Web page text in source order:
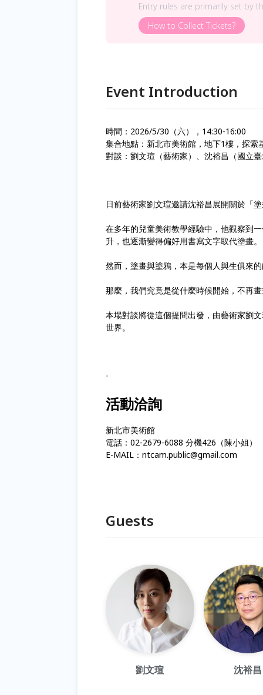
Entry rules are primarily set by
How to Collect Tickets?
Event Introduction
時間：2026/5/30（六），14:30-16:00
集合地點：新北市美術館，地下1樓，探索
對談：劉文瑄（藝術家）、沈裕昌（國立
日前藝術家劉文瑄邀請沈裕昌展開關於「
在多年的兒童美術教學經驗中，他觀察到
升，也逐漸變得偏好用書寫文字取代塗畫。
然而，塗畫與塗鴉，本是每個人與生俱來
那麼，我們究竟是從什麼時候開始，不再
本場對談將從這個提問出發，由藝術家劉
世界。
-
活動洽詢
新北市美術館
電話：02-2679-6088 分機426（陳小姐）
E-MAIL：ntcam.public@gmail.com
Guests
劉文瑄 沈裕昌